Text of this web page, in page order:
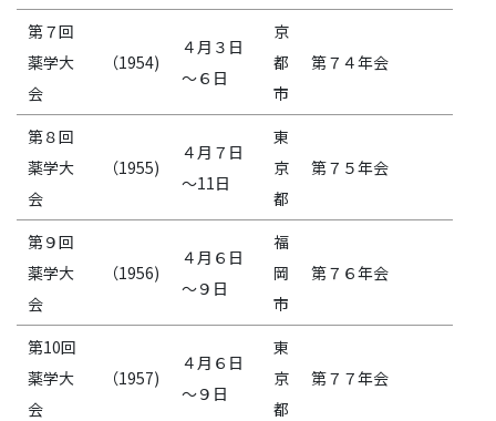
第７回
薬学大
会
（1954)
４月３日
～６日
京
都
市
第７４年会
第８回
薬学大
会
（1955)
４月７日
～11日
東
京
都
第７５年会
第９回
薬学大
会
（1956)
４月６日
～９日
福
岡
市
第７６年会
第10回
薬学大
会
（1957)
４月６日
～９日
東
京
都
第７７年会